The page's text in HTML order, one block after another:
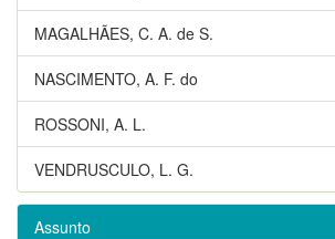
MAGALHÃES, C. A. de S.
NASCIMENTO, A. F. do
ROSSONI, A. L.
VENDRUSCULO, L. G.
Assunto